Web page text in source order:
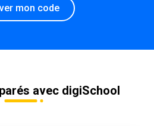
mon code
avec digiSchool